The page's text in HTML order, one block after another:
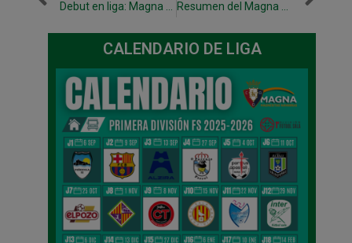
CALENDARIO DE LIGA